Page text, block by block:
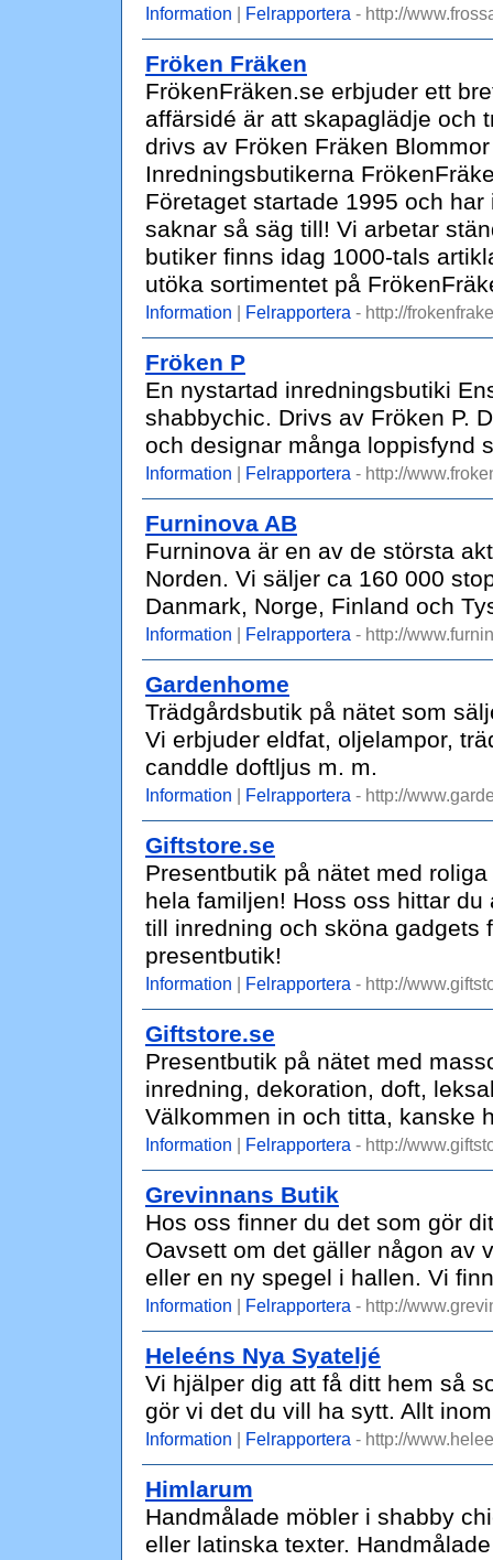
Information | Felrapportera - http://
Fröken Fräken
FrökenFräken.se erbjuder ett
affärsidé är att skapaglädje och
drivs av Fröken Fräken
Inredningsbutikerna
Företaget startade 1995 och
saknar så säg till! Vi arbetar
butiker finns idag 1000-tals
utöka sortimentet på
Information | Felrapportera - http://
Fröken P
En nystartad inredningsbutiki
shabbychic. Drivs av Fröken P.
och designar många loppisfynd
Information | Felrapportera - http://
Furninova AB
Furninova är en av de största
Norden. Vi säljer ca 160 000
Danmark, Norge, Finland och
Information | Felrapportera - http://
Gardenhome
Trädgårdsbutik på nätet som
Vi erbjuder eldfat, oljelampor,
canddle doftljus m. m.
Information | Felrapportera - http://
Giftstore.se
Presentbutik på nätet med
hela familjen! Hoss oss hittar
till inredning och sköna gadgets
presentbutik!
Information | Felrapportera - http://
Giftstore.se
Presentbutik på nätet med
inredning, dekoration, doft,
Välkommen in och titta, kanske
Information | Felrapportera - http://
Grevinnans Butik
Hos oss finner du det som gör
Oavsett om det gäller någon av
eller en ny spegel i hallen. Vi
Information | Felrapportera - http://
Heleéns Nya Syateljé
Vi hjälper dig att få ditt hem så
gör vi det du vill ha sytt. Allt
Information | Felrapportera - http://
Himlarum
Handmålade möbler i shabby
eller latinska texter.